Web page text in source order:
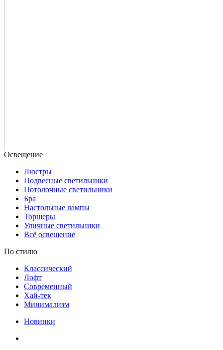
Люстры
Подвесные светильники
Потолочные светильники
Бра
Настольные лампы
Торшеры
Уличные светильники